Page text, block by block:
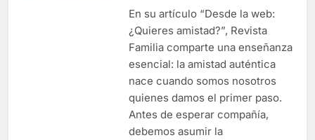
En su artículo “Desde la web:
¿Quieres amistad?”, Revista
Familia comparte una enseñanza
esencial: la amistad auténtica
nace cuando somos nosotros
quienes damos el primer paso.
Antes de esperar compañía,
debemos asumir la